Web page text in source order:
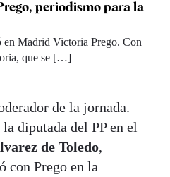
periodismo para la
Madrid Victoria Prego. Con
que se […]
de la jornada.
diputada del PP en el
de Toledo,
con Prego en la